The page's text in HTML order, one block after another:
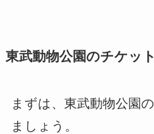
東武動物公園のチケッ
まずは、東武動物公園
ましょう。